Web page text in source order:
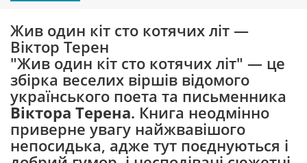
Жив один кіт сто котячих літ —
Віктор Терен
"Жив один кіт сто котячих літ" — це
збірка веселих віршів відомого
українського поета та письменника
Віктора Терена. Книга неодмінно
приверне увагу найжвавішого
непосидька, адже тут поєднуються і